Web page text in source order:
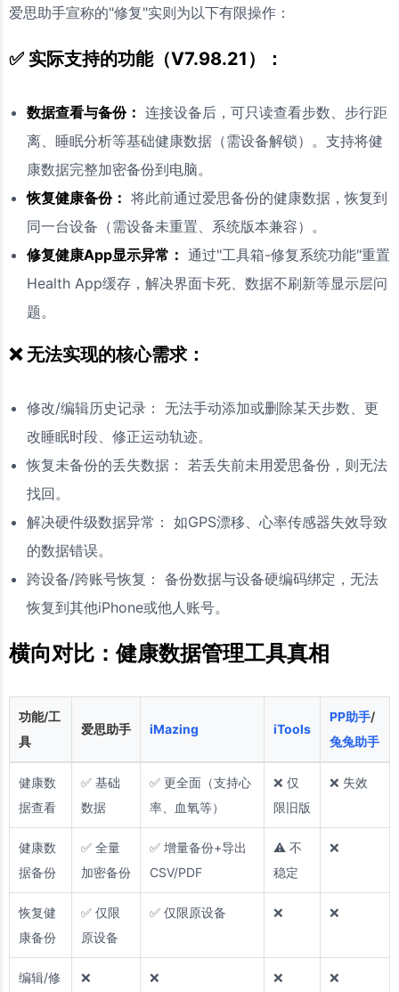
爱思助手宣称的"修复"实则为以下有限操作：
✅ 实际支持的功能（V7.98.21）：
数据查看与备份： 连接设备后，可只读查看步数、步行距
离、睡眠分析等基础健康数据（需设备解锁）。支持将健
康数据完整加密备份到电脑。
恢复健康备份： 将此前通过爱思备份的健康数据，恢复到
同一台设备（需设备未重置、系统版本兼容）。
修复健康App显示异常： 通过"工具箱-修复系统功能"重置
Health App缓存，解决界面卡死、数据不刷新等显示层问
题。
❌ 无法实现的核心需求：
修改/编辑历史记录： 无法手动添加或删除某天步数、更
改睡眠时段、修正运动轨迹。
恢复未备份的丢失数据： 若丢失前未用爱思备份，则无法
找回。
解决硬件级数据异常： 如GPS漂移、心率传感器失效导致
的数据错误。
跨设备/跨账号恢复： 备份数据与设备硬编码绑定，无法
恢复到其他iPhone或他人账号。
横向对比：健康数据管理工具真相
功能/工
具
爱思助手 iMazing iTools
PP助手/
兔兔助手
健康数
据查看
✅ 基础
数据
✅ 更全面（支持心
率、血氧等）
❌ 仅
限旧版
❌ 失效
健康数
据备份
✅ 全量
加密备份
✅ 增量备份+导出
CSV/PDF
⚠️ 不
稳定
❌
恢复健
康备份
✅ 仅限
原设备
✅ 仅限原设备 ❌ ❌
编辑/修
❌ ❌ ❌ ❌